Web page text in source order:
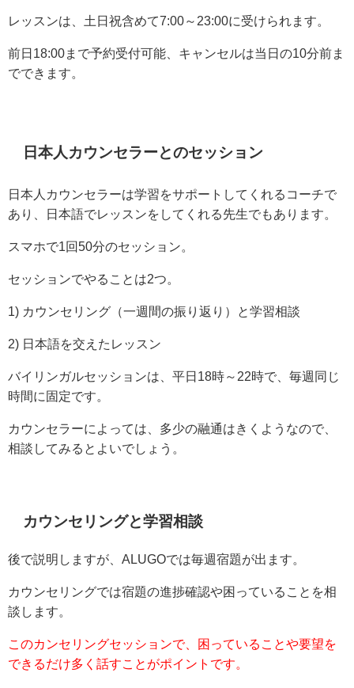
レッスンは、土日祝含めて7:00～23:00に受けられます。
前日18:00まで予約受付可能、キャンセルは当日の10分前ま
でできます。
日本人カウンセラーとのセッション
日本人カウンセラーは学習をサポートしてくれるコーチで
あり、日本語でレッスンをしてくれる先生でもあります。
スマホで1回50分のセッション。
セッションでやることは2つ。
1) カウンセリング（一週間の振り返り）と学習相談
2) 日本語を交えたレッスン
バイリンガルセッションは、平日18時～22時で、毎週同じ
時間に固定です。
カウンセラーによっては、多少の融通はきくようなので、
相談してみるとよいでしょう。
カウンセリングと学習相談
後で説明しますが、ALUGOでは毎週宿題が出ます。
カウンセリングでは宿題の進捗確認や困っていることを相
談します。
このカンセリングセッションで、困っていることや要望を
できるだけ多く話すことがポイントです。